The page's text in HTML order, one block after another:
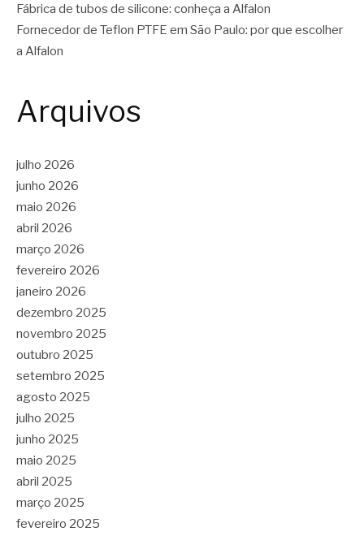
Fábrica de tubos de silicone: conheça a Alfalon
Fornecedor de Teflon PTFE em São Paulo: por que escolher
a Alfalon
Arquivos
julho 2026
junho 2026
maio 2026
abril 2026
março 2026
fevereiro 2026
janeiro 2026
dezembro 2025
novembro 2025
outubro 2025
setembro 2025
agosto 2025
julho 2025
junho 2025
maio 2025
abril 2025
março 2025
fevereiro 2025